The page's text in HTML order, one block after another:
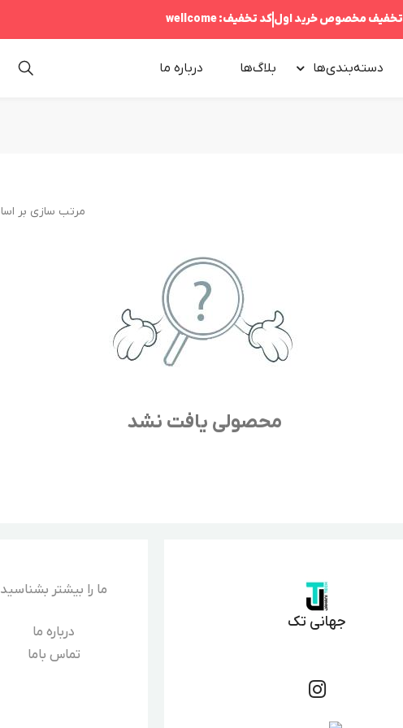
تخفیف مخصوص خرید اولکد تخفیف: wellcome
دسته‌بندی‌ها بلاگ‌ها درباره‌ ما
مرتب سازی بر
محصولی یافت نشد
جهانی تک
ما را بیشتر بشناسید
درباره‌ ما
تماس باما